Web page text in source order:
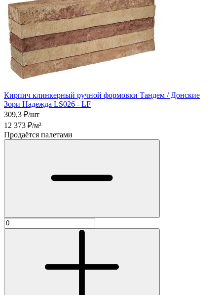
Кирпич клинкерный ручной формовки Тандем / Донские
Зори Надежда LS026 - LF
309,3 ₽/шт
12 373 ₽/м²
Продаётся палетами